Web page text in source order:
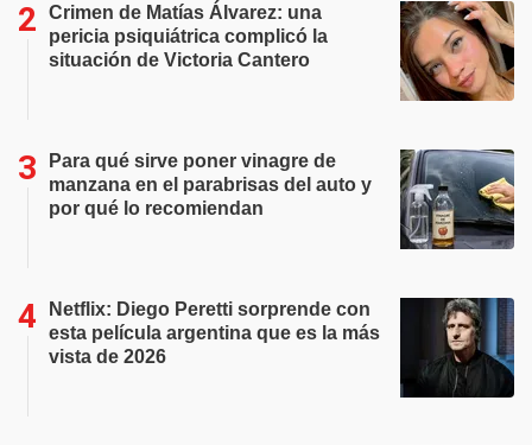
Crimen de Matías Álvarez: una
pericia psiquiátrica complicó la
situación de Victoria Cantero
Para qué sirve poner vinagre de
manzana en el parabrisas del auto y
por qué lo recomiendan
Netflix: Diego Peretti sorprende con
esta película argentina que es la más
vista de 2026